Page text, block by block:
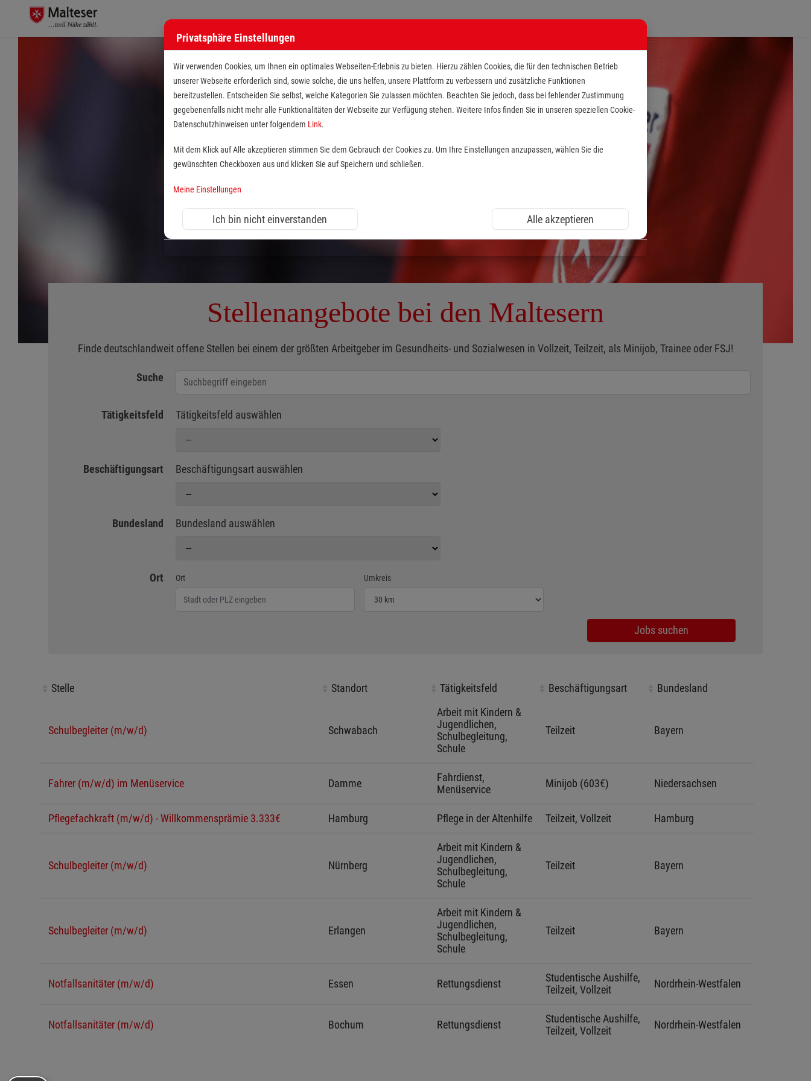
Stellenangebote bei den Maltesern
Stellenangebote bei den Maltesern
Finde deutschlandweit offene Stellen bei einem der größten Arbeitgeber im Gesundheits- und Sozialwesen in Vollzeit, Teilzeit, als Minijob, Trainee oder FSJ!
Suche
Jobs suchen
Tätigkeitsfeld
Tätigkeitsfeld auswählen
Beschäftigungsart Beschäftigungsart auswählen
Bundesland Bundesland auswählen
Ort Ort
Geben Sie eine Stadt oder Postleitzahl ein Umkreis
Wählen Sie den Umkreis für die Jobsuche
Jobs suchen
Stelle Standort Tätigkeitsfeld Beschäftigungsart Bundesland
Stelle Standort Tätigkeitsfeld Beschäftigungsart Bundesland
Schulbegleiter (m/w/d) Schwabach
Arbeit mit Kindern &
Jugendlichen,
Schulbegleitung,
Schule
Teilzeit Bayern
Fahrer (m/w/d) im Menüservice Damme
Fahrdienst,
Menüservice
Minijob (603€) Niedersachsen
Pflegefachkraft (m/w/d) - Willkommensprämie 3.333€ Hamburg Pflege in der Altenhilfe Teilzeit, Vollzeit Hamburg
Schulbegleiter (m/w/d) Nürnberg
Arbeit mit Kindern &
Jugendlichen,
Schulbegleitung,
Schule
Teilzeit Bayern
Schulbegleiter (m/w/d) Erlangen
Arbeit mit Kindern &
Jugendlichen,
Schulbegleitung,
Schule
Teilzeit Bayern
Notfallsanitäter (m/w/d) Essen Rettungsdienst
Studentische Aushilfe,
Teilzeit, Vollzeit
Nordrhein-Westfalen
Notfallsanitäter (m/w/d) Bochum Rettungsdienst
Studentische Aushilfe,
Teilzeit, Vollzeit
Nordrhein-Westfalen
Privatsphäre Einstellungen
Wir verwenden Cookies, um Ihnen ein optimales Webseiten-Erlebnis zu bieten. Hierzu zählen Cookies, die für den technischen Betrieb
unserer Webseite erforderlich sind, sowie solche, die uns helfen, unsere Plattform zu verbessern und zusätzliche Funktionen
bereitzustellen. Entscheiden Sie selbst, welche Kategorien Sie zulassen möchten. Beachten Sie jedoch, dass bei fehlender Zustimmung
gegebenenfalls nicht mehr alle Funktionalitäten der Webseite zur Verfügung stehen. Weitere Infos finden Sie in unseren speziellen Cookie-
Datenschutzhinweisen unter folgendem Link.
Mit dem Klick auf Alle akzeptieren stimmen Sie dem Gebrauch der Cookies zu. Um Ihre Einstellungen anzupassen, wählen Sie die
gewünschten Checkboxen aus und klicken Sie auf Speichern und schließen.
Meine Einstellungen
Ich bin nicht einverstanden Alle akzeptieren